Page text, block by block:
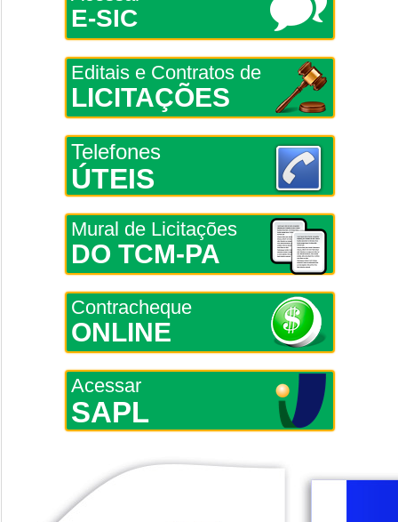
E-SIC
Editais e Contratos de
LICITAÇÕES
Telefones
ÚTEIS
Mural de Licitações
DO TCM-PA
Contracheque
ONLINE
Acessar
SAPL